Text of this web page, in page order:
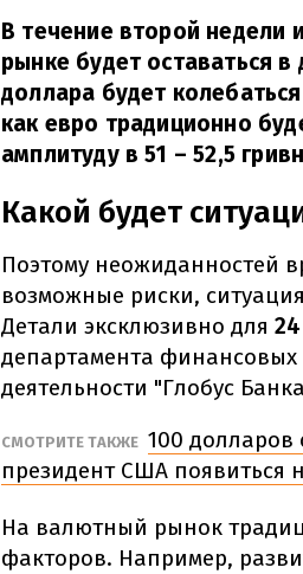
В течение второй
рынке будет оставаться
доллара будет
как евро традиционно
амплитуду в 51 – 52,5
Какой будет
Поэтому неожиданностей
возможные риски,
Детали эксклюзивно для
департамента
деятельности "Глобус
СМОТРИТЕ ТАКЖЕ 100 долларов
президент США появиться
На валютный рынок
факторов. Например,